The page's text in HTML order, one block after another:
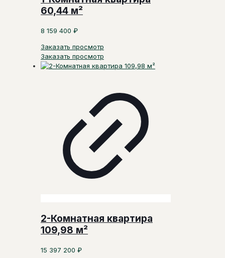
60,44 м²
8 159 400 ₽
Заказать просмотр
Заказать просмотр
2-Комнатная квартира
109,98 м²
15 397 200 ₽